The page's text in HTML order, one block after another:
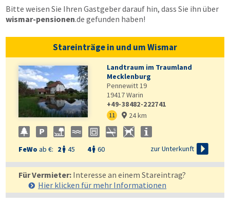
Bitte weisen Sie Ihren Gastgeber darauf hin, dass Sie ihn über
wismar-pensionen.de gefunden haben!
Stareinträge in und um Wismar
Landtraum im Traumland
Mecklenburg
Pennewitt 19
19417Warin
+49-38482-222741
11  24 km
FeWo ab €: 2  45 4 60 zur Unterkunft 
Für Vermieter: Interesse an einem Stareintrag?
Hier klicken für mehr Informationen